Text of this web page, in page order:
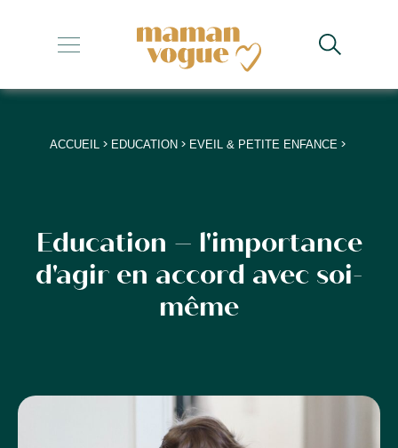
+
+
+
+
ACCUEIL> EDUCATION> EVEIL & PETITE ENFANCE>
Education – l'importance
d'agir en accord avec soi-
même